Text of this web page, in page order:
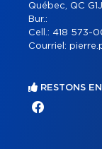
Québec, QC
Bur.:
Cell.: 418 573-
Courriel:
RESTONS